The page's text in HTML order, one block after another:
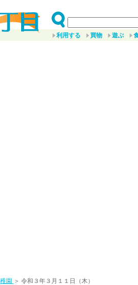
利用する 買物 遊ぶ
園 ＞ 令和３年３月１１日（木）